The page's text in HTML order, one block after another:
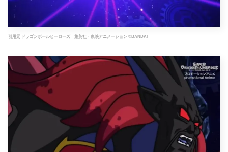
引用元 ドラゴンボールヒーローズ 集英社・東映アニメーション ©BANDAI